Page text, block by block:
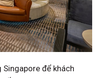
Singapore để khách